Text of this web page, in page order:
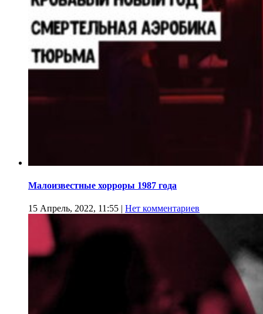
Малоизвестные хорроры 1987 года
15 Апрель, 2022, 11:55 | Нет комментариев